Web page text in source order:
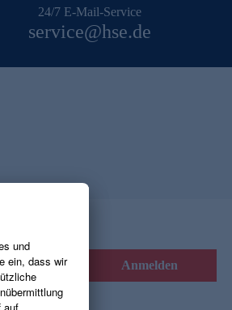
24/7 E-Mail-Service
service@hse.de
Anmelden